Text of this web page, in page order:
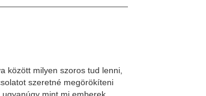
között milyen szoros tud lenni,
szeretné megörökíteni